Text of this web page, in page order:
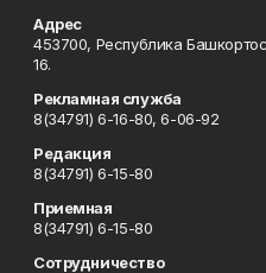
Адрес
453700, Республика
16.
Рекламная служба
8(34791) 6-16-80, 6-06-92
Редакция
8(34791) 6-15-80
Приемная
8(34791) 6-15-80
Сотрудничество